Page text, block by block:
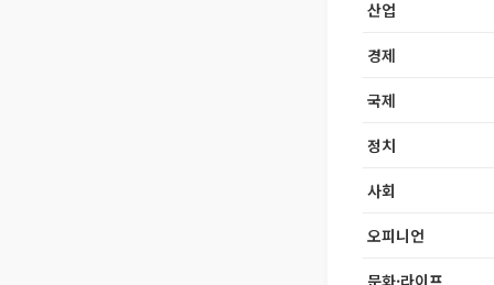
산업
경제
국제
정치
사회
오피니언
문화·라이프